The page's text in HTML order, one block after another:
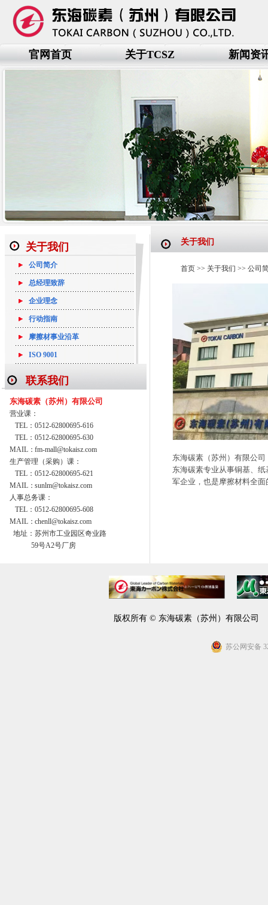
官网首页 关于TCSZ 新闻资
关于我们
公司简介
总经理致辞
企业理念
行动指南
摩擦材事业沿革
ISO 9001
联系我们
东海碳素（苏州）有限公司
营业课：
TEL： 0512-62800695-616
TEL： 0512-62800695-630
MAIL：fm-mall@tokaisz.com
生产管理（采购）课：
TEL： 0512-62800695-621
MAIL：sunlm@tokaisz.com
人事总务课：
TEL： 0512-62800695-608
MAIL：chenll@tokaisz.com
地址： 苏州市工业园区奇业路
59号A2号厂房
关于我们
首页 >> 关于我们 >> 公司
东海碳素（苏州）有限公司
东海碳素专业从事铜基、
军企业，也是摩擦材料全面
版权所有 © 东海碳素（苏州）有限公
苏公网安备